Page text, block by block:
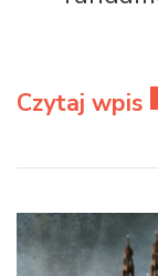
Czytaj wpis